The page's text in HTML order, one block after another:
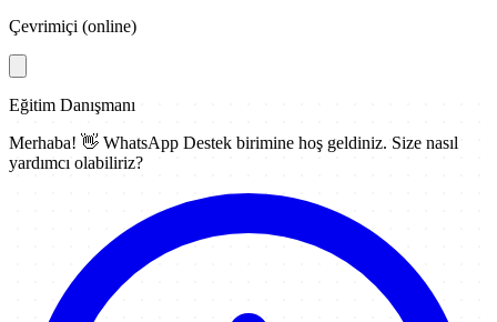
Çevrimiçi (online)
Eğitim Danışmanı
Merhaba! 👋 WhatsApp Destek birimine hoş geldiniz. Size nasıl
yardımcı olabiliriz?